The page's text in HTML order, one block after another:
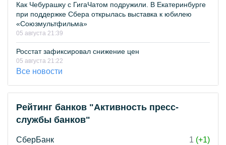
Как Чебурашку с ГигаЧатом подружили. В Екатеринбурге
при поддержке Сбера открылась выставка к юбилею
«Союзмультфильма»
05 августа 21:39
Росстат зафиксировал снижение цен
05 августа 21:22
Все новости
Рейтинг банков "Активность пресс-
службы банков"
СберБанк 1 (+1)